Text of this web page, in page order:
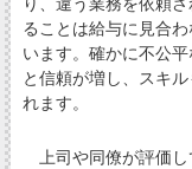
ることは給与に見合
います。確かに不公
と信頼が増し、スキ
れます。
上司や同僚が評価し